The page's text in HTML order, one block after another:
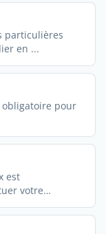
particulières
en ...
obligatoire pour
est
votre